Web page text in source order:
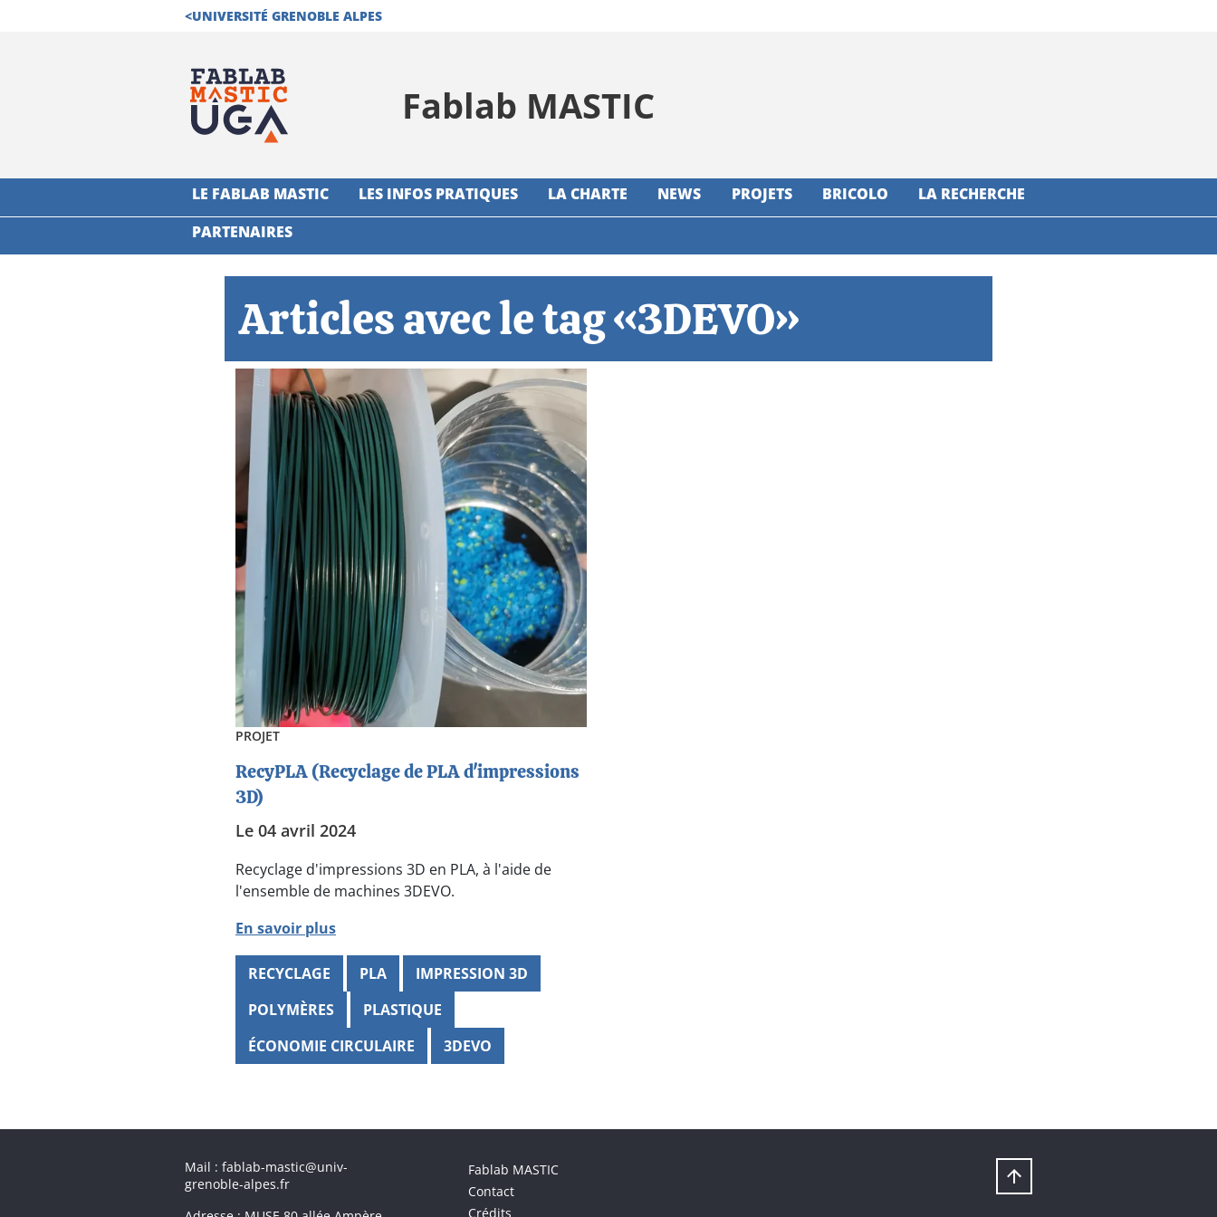
<UNIVERSITÉ GRENOBLE ALPES
Fablab MASTIC
NAVIGATION PRINCIPALE
LE FABLAB MASTIC LES INFOS PRATIQUES LA CHARTE NEWS PROJETS BRICOLO
LA RECHERCHE
PARTENAIRES
Articles avec le tag«3DEVO»
PROJET
RecyPLA (Recyclage de PLA d'impressions
3D)
Le 04 avril 2024
Recyclage d'impressions 3D en PLA, à l'aide de
l'ensemble de machines 3DEVO.
En savoir plus
RECYCLAGE PLA
IMPRESSION 3D
POLYMÈRES
PLASTIQUE
ÉCONOMIE CIRCULAIRE
3DEVO
Mail : fablab-mastic@univ-
grenoble-alpes.fr
Menu footer
Fablab MASTIC
Contact
Crédits